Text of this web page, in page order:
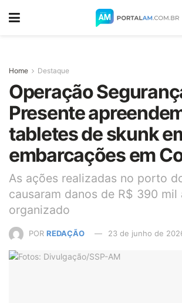
Home Destaque
Operação
Presente
tabletes de skunk
embarcações em
As ações realizadas no porto
causaram danos de R$ 390 mil
organizado
POR REDAÇÃO 23 de junho de